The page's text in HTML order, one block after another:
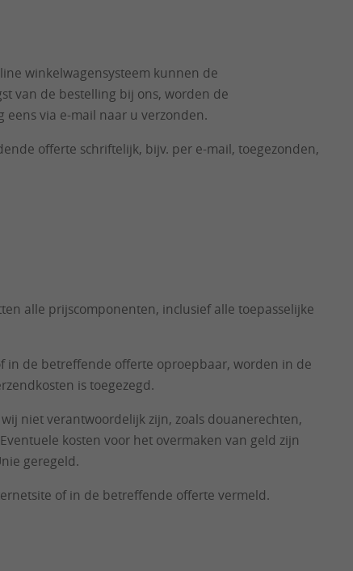
winkelwagensysteem kunnen de
van de bestelling bij ons, worden de
via e-mail naar u verzonden.
offerte schriftelijk, bijv. per e-mail, toegezonden,
alle prijscomponenten, inclusief alle toepasselijke
in de betreffende offerte oproepbaar, worden in de
is toegezegd.
niet verantwoordelijk zijn, zoals douanerechten,
kosten voor het overmaken van geld zijn
geregeld.
of in de betreffende offerte vermeld.